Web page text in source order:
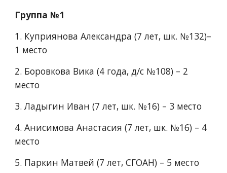
Группа №1
1.​ Куприянова Александра (7 лет, шк. №132)–
1 место
2.​ Боровкова Вика (4 года, д/c №108) – 2
место
3.​ Ладыгин Иван (7 лет, шк. №16) – 3 место
4.​ Анисимова Анастасия (7 лет, шк. №16) – 4
место
5. Паркин Матвей (7 лет, СГОАН) – 5 место